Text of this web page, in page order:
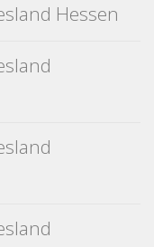
Hessen